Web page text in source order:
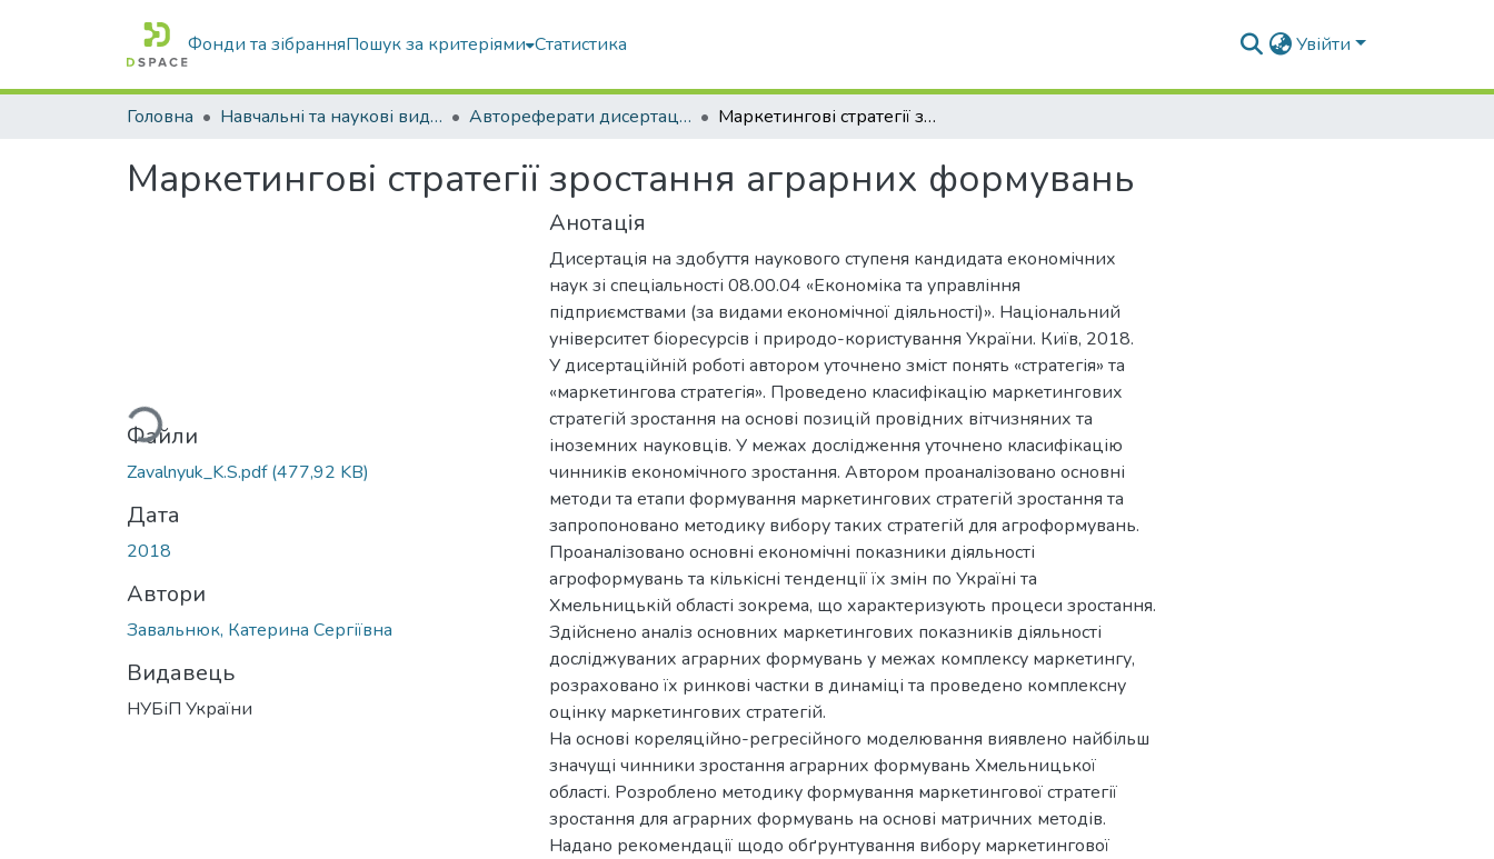
Фонди та зібранняПошук за критеріями Статистика Увійти
Головна Навчальні та наукові видання Автореферати дисертацій та дисертації Маркетингові стратегії зростання аграрних формувань
Маркетингові стратегії зростання аграрних формувань
Вантажиться...
Файли
Zavalnyuk_K.S.pdf(477,92 KB)
Дата
2018
Автори
Завальнюк, Катерина Сергіївна
Видавець
НУБіП України
Анотація
Дисертація на здобуття наукового ступеня кандидата економічних
наук зі спеціальності 08.00.04 «Економіка та управління
підприємствами (за видами економічної діяльності)». Національний
університет біоресурсів і природо-користування України. Київ, 2018.
У дисертаційній роботі автором уточнено зміст понять «стратегія» та
«маркетингова стратегія». Проведено класифікацію маркетингових
стратегій зростання на основі позицій провідних вітчизняних та
іноземних науковців. У межах дослідження уточнено класифікацію
чинників економічного зростання. Автором проаналізовано основні
методи та етапи формування маркетингових стратегій зростання та
запропоновано методику вибору таких стратегій для агроформувань.
Проаналізовано основні економічні показники діяльності
агроформувань та кількісні тенденції їх змін по Україні та
Хмельницькій області зокрема, що характеризують процеси зростання.
Здійснено аналіз основних маркетингових показників діяльності
досліджуваних аграрних формувань у межах комплексу маркетингу,
розраховано їх ринкові частки в динаміці та проведено комплексну
оцінку маркетингових стратегій.
На основі кореляційно-регресійного моделювання виявлено найбільш
значущі чинники зростання аграрних формувань Хмельницької
області. Розроблено методику формування маркетингової стратегії
зростання для аграрних формувань на основі матричних методів.
Надано рекомендації щодо обґрунтування вибору маркетингової